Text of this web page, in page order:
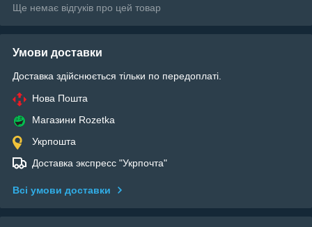
Ще немає відгуків про цей товар
Умови доставки
Доставка здійснюється тільки по передоплаті.
Нова Пошта
Магазини Rozetka
Укрпошта
Доставка экспресс "Укрпочта"
Всі умови доставки